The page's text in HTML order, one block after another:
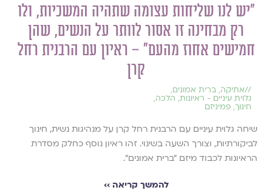
״יש לנו שליחות עצומה שתהיה המשכיות, ולו
רק מבחינה זו אסור לוותר על הנשים, שהן
חמישים אחוז מהעם״ – ראיון עם הרבנית רחל
קרן
//אתיקה, ברית אמונים,
גלוית עיניים - ראיונות, הלכה,
חינוך, פמיניזם
שיחה גלוית עיניים עם הרבנית רחל קרן על מנהיגות נשית, חינוך
לביקורתיות, וצורך השעה בשינוי. זהו ראיון נוסף כחלק מסדרת
הראיונות לכבוד מיזם "ברית אמונים".
להמשך קריאה ››